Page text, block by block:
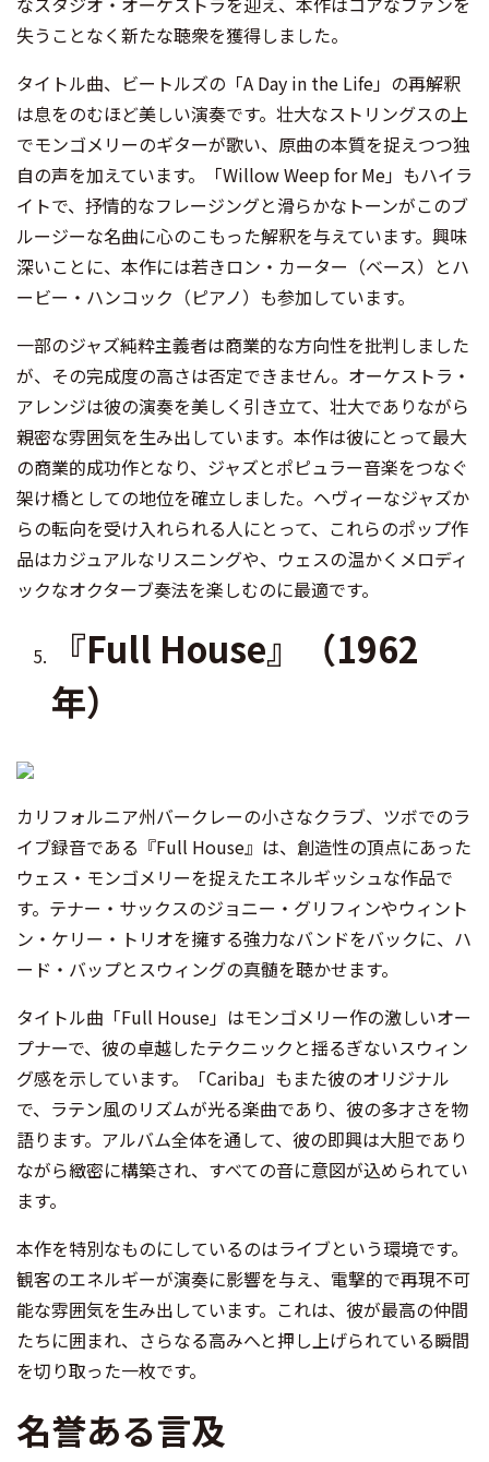
失うことなく新たな聴衆を獲得しました。
タイトル曲、ビートルズの「A Day in the Life」の再解釈
は息をのむほど美しい演奏です。壮大なストリングスの上
でモンゴメリーのギターが歌い、原曲の本質を捉えつつ独
自の声を加えています。「Willow Weep for Me」もハイラ
イトで、抒情的なフレージングと滑らかなトーンがこのブ
ルージーな名曲に心のこもった解釈を与えています。興味
深いことに、本作には若きロン・カーター（ベース）とハ
ービー・ハンコック（ピアノ）も参加しています。
一部のジャズ純粋主義者は商業的な方向性を批判しました
が、その完成度の高さは否定できません。オーケストラ・
アレンジは彼の演奏を美しく引き立て、壮大でありながら
親密な雰囲気を生み出しています。本作は彼にとって最大
の商業的成功作となり、ジャズとポピュラー音楽をつなぐ
架け橋としての地位を確立しました。ヘヴィーなジャズか
らの転向を受け入れられる人にとって、これらのポップ作
品はカジュアルなリスニングや、ウェスの温かくメロディ
ックなオクターブ奏法を楽しむのに最適です。
『Full House』（1962
年）
カリフォルニア州バークレーの小さなクラブ、ツボでのラ
イブ録音である『Full House』は、創造性の頂点にあった
ウェス・モンゴメリーを捉えたエネルギッシュな作品で
す。テナー・サックスのジョニー・グリフィンやウィント
ン・ケリー・トリオを擁する強力なバンドをバックに、ハ
ード・バップとスウィングの真髄を聴かせます。
タイトル曲「Full House」はモンゴメリー作の激しいオー
プナーで、彼の卓越したテクニックと揺るぎないスウィン
グ感を示しています。「Cariba」もまた彼のオリジナル
で、ラテン風のリズムが光る楽曲であり、彼の多才さを物
語ります。アルバム全体を通して、彼の即興は大胆であり
ながら緻密に構築され、すべての音に意図が込められてい
ます。
本作を特別なものにしているのはライブという環境です。
観客のエネルギーが演奏に影響を与え、電撃的で再現不可
能な雰囲気を生み出しています。これは、彼が最高の仲間
たちに囲まれ、さらなる高みへと押し上げられている瞬間
を切り取った一枚です。
名誉ある言及